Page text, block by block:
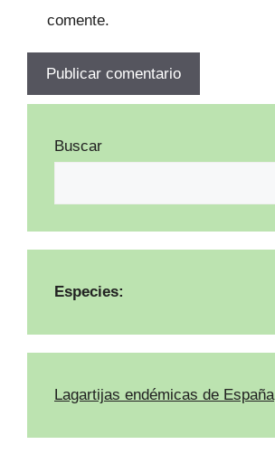
comente.
Buscar
Especies:
Lagartijas endémicas de España